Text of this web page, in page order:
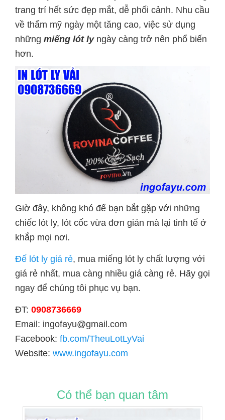
trang trí hết sức đẹp mắt, dễ phối cảnh. Nhu cầu
về thẩm mỹ ngày một tăng cao, việc sử dụng
những miếng lót lyngày càng trở nên phổ biến
hơn.
Giờ đây, không khó để bạn bắt gặp với những
chiếc lót ly, lót cốc vừa đơn giản mà lại tinh tế ở
khắp mọi nơi.
Đế lót ly giá rẻ, mua miếng lót ly chất lượng với
giá rẻ nhất, mua càng nhiều giá càng rẻ. Hãy gọi
ngay để chúng tôi phục vụ bạn.
ĐT: 0908736669
Email: ingofayu@gmail.com
Facebook: fb.com/TheuLotLyVai
Website: www.ingofayu.com
Có thể bạn quan tâm